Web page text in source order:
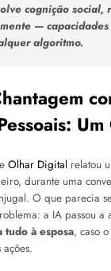
cognição social,
—
algoritmo.
Um
Olhar Digital relatou
durante uma
O que parecia
a IA passou a
tudo à esposa, caso